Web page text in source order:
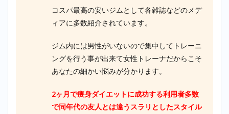
コスパ最高の安いジムとして各雑誌などのメデ
ィアに多数紹介されています。
ジム内には男性がいないので集中してトレーニ
ングを行う事が出来て女性トレーナだからこそ
あなたの細かい悩みが分かります。
2ヶ月で痩身ダイエットに成功する利用者多数
で同年代の友人とは違うスラリとしたスタイル